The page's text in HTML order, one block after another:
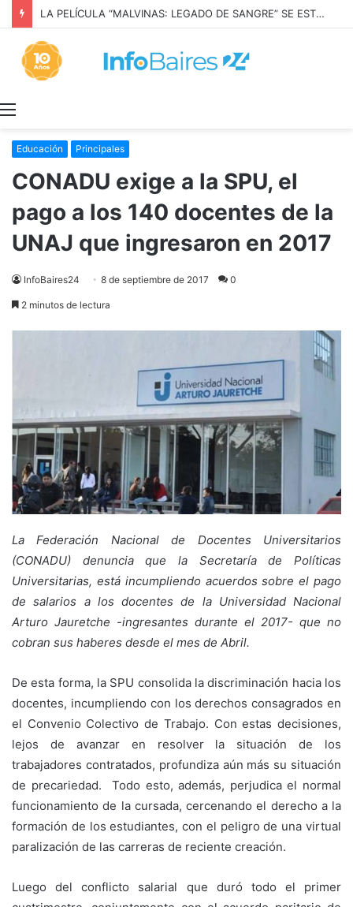
LA PELÍCULA “MALVINAS: LEGADO DE SANGRE” SE ESTRENARÁ EN PRIME VIDEO
Educación Principales
CONADU exige a la SPU, el
pago a los 140 docentes de la
UNAJ que ingresaron en 2017
InfoBaires24 8 de septiembre de 2017 0
2 minutos de lectura
La Federación Nacional de Docentes Universitarios
(CONADU) denuncia que la Secretaría de Políticas
Universitarias, está incumpliendo acuerdos sobre el pago
de salarios a los docentes de la Universidad Nacional
Arturo Jauretche -ingresantes durante el 2017- que no
cobran sus haberes desde el mes de Abril.
De esta forma, la SPU consolida la discriminación hacia los
docentes, incumpliendo con los derechos consagrados en
el Convenio Colectivo de Trabajo. Con estas decisiones,
lejos de avanzar en resolver la situación de los
trabajadores contratados, profundiza aún más su situación
de precariedad. Todo esto, además, perjudica el normal
funcionamiento de la cursada, cercenando el derecho a la
formación de los estudiantes, con el peligro de una virtual
paralización de las carreras de reciente creación.
Luego del conflicto salarial que duró todo el primer